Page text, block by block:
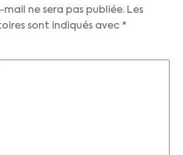
mail ne sera pas publiée. Les
sont indiqués avec*